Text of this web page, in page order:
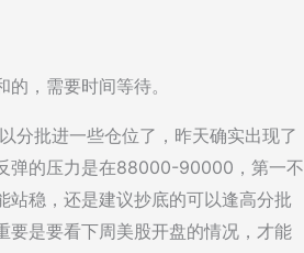
，需要时间等待。
分批进一些仓位了，昨天确实出现了
弹的压力是在88000-90000，第一不
稳，还是建议抄底的可以逢高分批
要是要看下周美股开盘的情况，才能